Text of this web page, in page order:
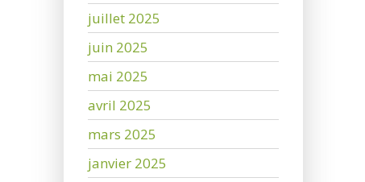
juillet 2025
juin 2025
mai 2025
avril 2025
mars 2025
janvier 2025